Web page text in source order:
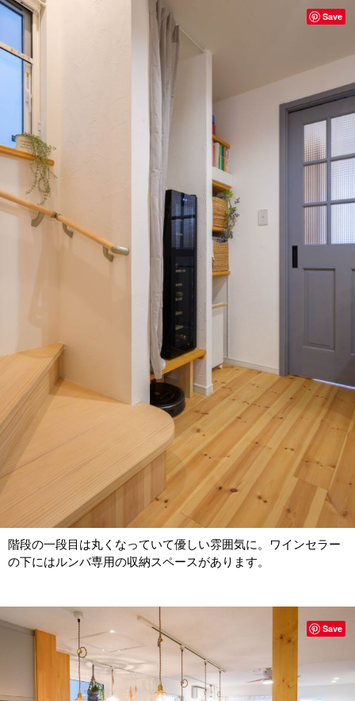
階段の一段目は丸くなっていて優しい雰囲気に。ワインセラー
の下にはルンバ専用の収納スペースがあります。
Save
Save